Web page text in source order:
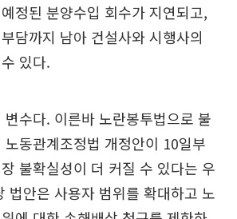
정된 분양수입 회수가 지연되고,
담까지 남아 건설사와 시행사의
있다.
수다. 이른바 노란봉투법으로 불
노동관계조정법 개정안이 10일부
불확실성이 더 커질 수 있다는 우
법안은 사용자 범위를 확대하고 노